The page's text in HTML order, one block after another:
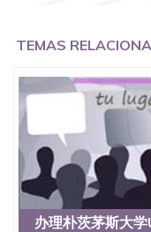
买文凭可靠吗
大学文凭可以打工
证551190476哪里
里可以办理澳洲
买假毕业证
551190476申请
551190476哪里
可以修改成绩单
来吗551190476假
拿到国外毕业证
QQ微信
TEMAS
办理朴茨茅斯大